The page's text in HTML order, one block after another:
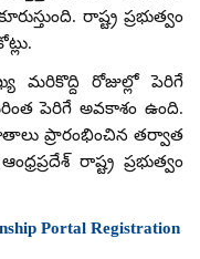
రాష్ట్ర ప్రభుత్వం
మరికొద్ది రోజుల్లో పెరిగే
పెరిగే అవకాశం ఉంది.
ప్రారంభించిన తర్వాత
రాష్ట్ర ప్రభుత్వం
Portal Registration